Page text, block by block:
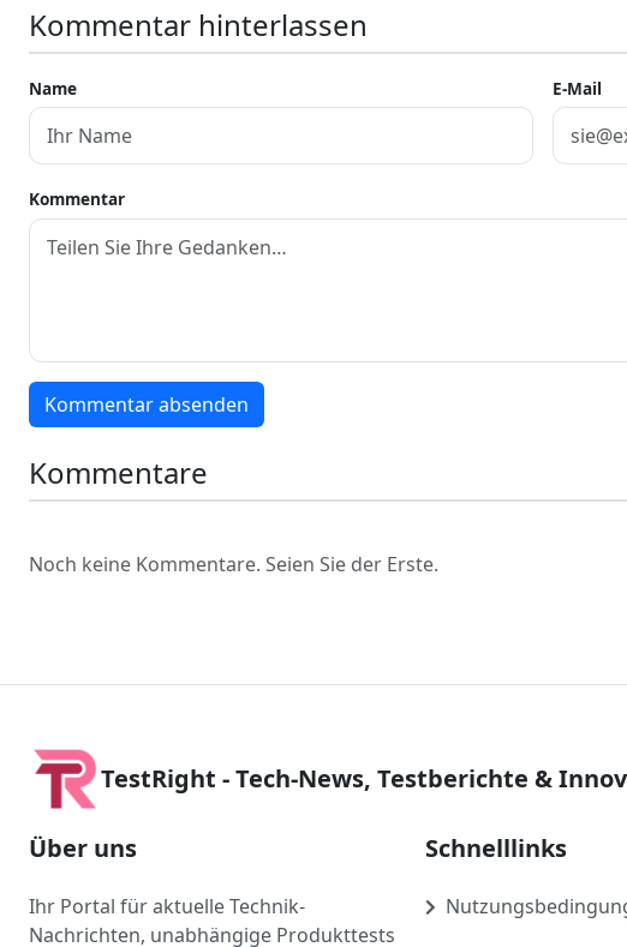
Kommentar hinterlassen
Name E-Mail
Kommentar
Kommentar absenden
Kommentare
Noch keine Kommentare. Seien Sie der Erste.
TestRight - Tech-News, Testberichte &
Über uns
Ihr Portal für aktuelle Technik-
Nachrichten, unabhängige Produkttests
Schnelllinks